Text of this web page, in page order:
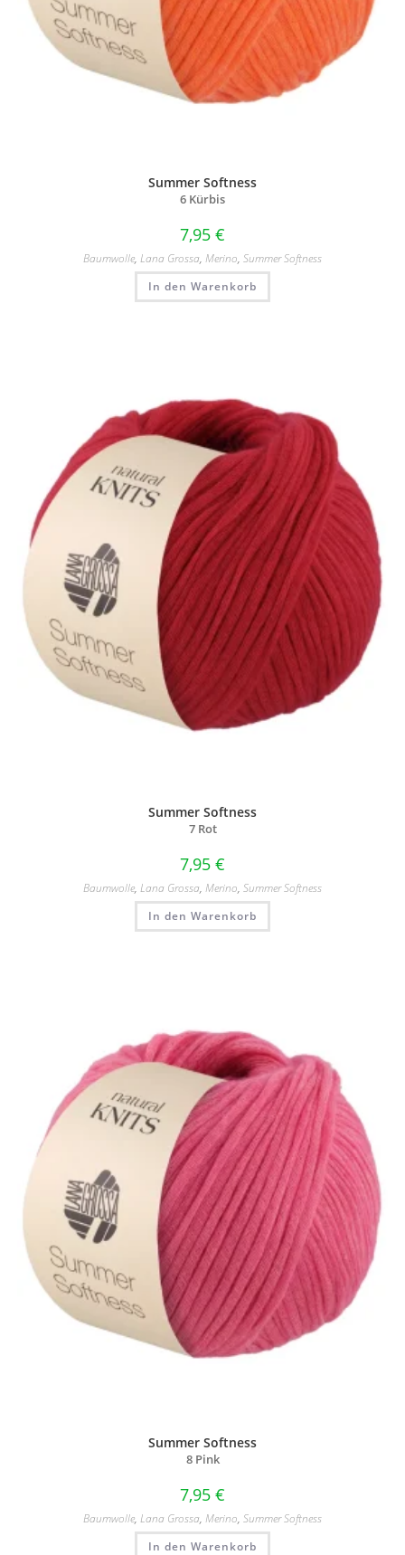
Summer Softness
6 Kürbis
7,95 €
Baumwolle, Lana Grossa, Merino, Summer Softness
In den Warenkorb
Summer Softness
7 Rot
7,95 €
Baumwolle, Lana Grossa, Merino, Summer Softness
In den Warenkorb
Summer Softness
8 Pink
7,95 €
Baumwolle, Lana Grossa, Merino, Summer Softness
In den Warenkorb